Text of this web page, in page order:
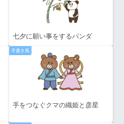
七夕に願い事をするパンダ
手書き風
手をつなぐクマの織姫と彦星